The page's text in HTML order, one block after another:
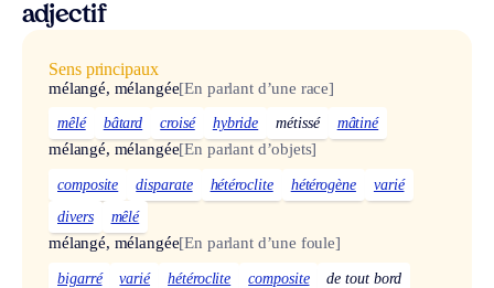
adjectif
Sens principaux
mélangé, mélangée[En parlant d’une race]
mêlé bâtard croisé hybride métissé mâtiné
mélangé, mélangée[En parlant d’objets]
composite disparate hétéroclite hétérogène
varié
divers
mêlé
mélangé, mélangée[En parlant d’une foule]
bigarré varié hétéroclite composite
de tout bord